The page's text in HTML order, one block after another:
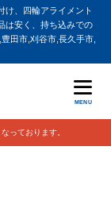
け、四輪アライメント
は安く、持ち込みでの
田市,刈谷市,長久手市,
MENU
っております。